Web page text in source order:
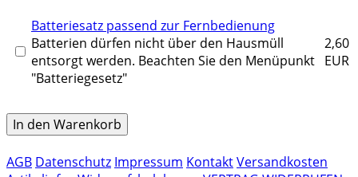
Batteriesatz passend zur Fernbedienung
Batterien dürfen nicht über den Hausmüll
entsorgt werden. Beachten Sie den Menüpunkt
"Batteriegesetz"
2,60
EUR
In den Warenkorb
AGB Datenschutz Impressum KontaktVersandkosten